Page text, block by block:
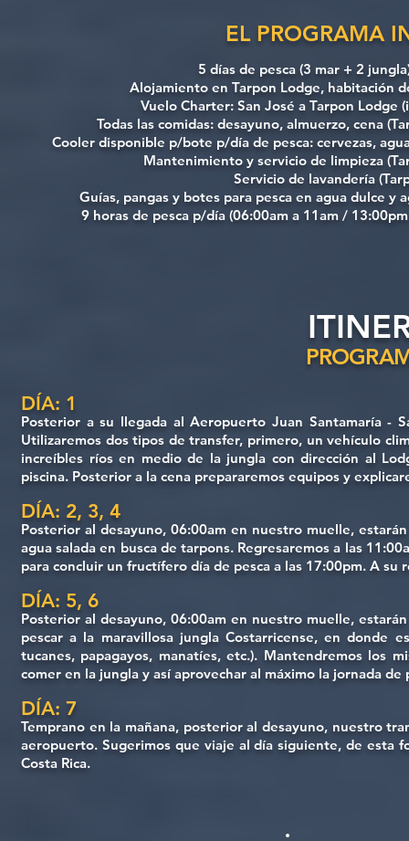
EL PROGRAMA
5 días de pesca (3 mar + 2
Alojamiento en Tarpon Lodge,
Vuelo Charter: San José a Tarpon Lodge
Todas las comidas: desayuno, almuerzo, cena
Cooler disponible p/bote p/día de pesca: cervezas,
Mantenimiento y servicio de limpieza
Servicio de lavandería
Guías, pangas y botes para pesca en agua dulce y
9 horas de pesca p/día (06:00am a 11am /
DÍA: 1
Posterior a su llegada al Aeropuerto Juan Santamaría -
Utilizaremos dos tipos de transfer, primero, un vehículo
increíbles ríos en medio de la jungla con dirección al
piscina. Posterior a la cena prepararemos equipos y
DÍA: 2, 3, 4
Posterior al desayuno, 06:00am en nuestro muelle,
agua salada en busca de tarpons. Regresaremos a las
para concluir un fructífero día de pesca a las 17:00pm. A
DÍA: 5, 6
Posterior al desayuno, 06:00am en nuestro muelle,
pescar a la maravillosa jungla Costarricense, en donde
tucanes, papagayos, manatíes, etc.). Mantendremos los
comer en la jungla y así aprovechar al máximo la jornada
DÍA: 7
Temprano en la mañana, posterior al desayuno, nuestro
aeropuerto. Sugerimos que viaje al día siguiente, de esta
Costa Rica.